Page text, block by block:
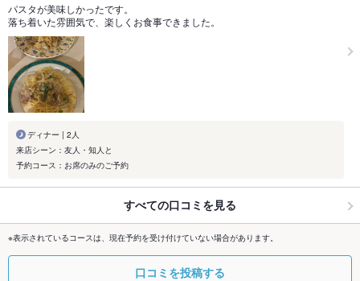
パスタが美味しかったです。
落ち着いた雰囲気で、楽しくお食事できました。
ディナー | 2人
来店シーン：友人・知人と
予約コース：お席のみのご予約
すべての口コミを見る
※表示されているコースは、現在予約を受け付けていない場合があります。
口コミを投稿する